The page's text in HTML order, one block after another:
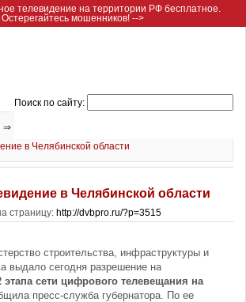
телевидение на территории РФ бесплатное.
Остерегайтесь мошенников! -->
Поиск по сайту:
⇒
в Челябинской области
в Челябинской области
страницу: http://dvbpro.ru/?p=3515
строительства, инфраструктуры и
выдало сегодня разрешение на
этапа сети цифрового телевещания на
пресс-служба губернатора. По ее